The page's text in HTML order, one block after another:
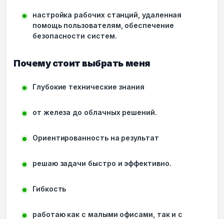
настройка рабочих станций, удаленная
помощь пользователям, обеспечение
безопасности систем.
Почему стоит выбрать меня
Глубокие технические знания
от железа до облачных решений.
Ориентированность на результат
решаю задачи быстро и эффективно.
Гибкость
работаю как с малыми офисами, так и с